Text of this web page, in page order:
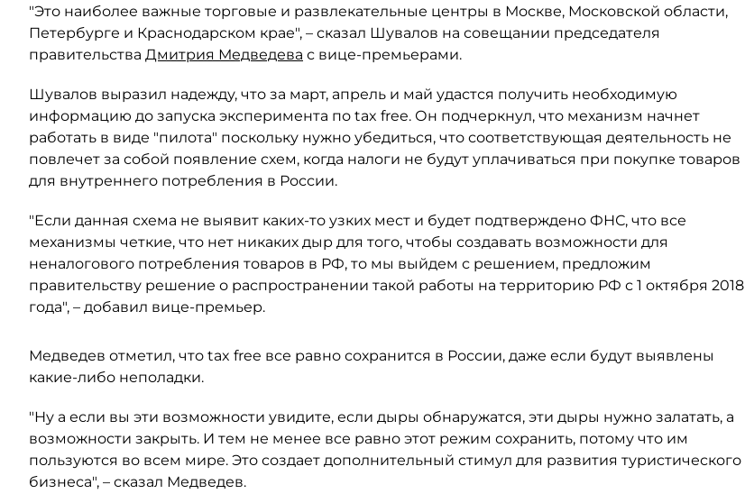
"Это наиболее важные торговые и развлекательные центры в Москве, Московской области,
Петербурге и Краснодарском крае", – сказал Шувалов на совещании председателя
правительства Дмитрия Медведева с вице-премьерами.
Шувалов выразил надежду, что за март, апрель и май удастся получить необходимую
информацию до запуска эксперимента по tax free. Он подчеркнул, что механизм начнет
работать в виде "пилота" поскольку нужно убедиться, что соответствующая деятельность не
повлечет за собой появление схем, когда налоги не будут уплачиваться при покупке товаров
для внутреннего потребления в России.
"Если данная схема не выявит каких-то узких мест и будет подтверждено ФНС, что все
механизмы четкие, что нет никаких дыр для того, чтобы создавать возможности для
неналогового потребления товаров в РФ, то мы выйдем с решением, предложим
правительству решение о распространении такой работы на территорию РФ с 1 октября 2018
года", – добавил вице-премьер.
Медведев отметил, что tax free все равно сохранится в России, даже если будут выявлены
какие-либо неполадки.
"Ну а если вы эти возможности увидите, если дыры обнаружатся, эти дыры нужно залатать, а
возможности закрыть. И тем не менее все равно этот режим сохранить, потому что им
пользуются во всем мире. Это создает дополнительный стимул для развития туристического
бизнеса", – сказал Медведев.